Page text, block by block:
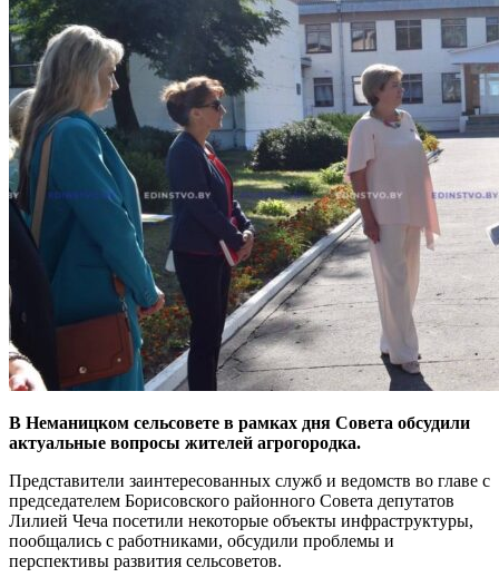
В Неманицком сельсовете в рамках дня Совета обсудили
актуальные вопросы жителей агрогородка.
Представители заинтересованных служб и ведомств во главе с
председателем Борисовского районного Совета депутатов
Лилией Чеча посетили некоторые объекты инфраструктуры,
пообщались с работниками, обсудили проблемы и
перспективы развития сельсоветов.